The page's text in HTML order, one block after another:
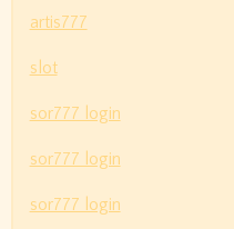
artis777
slot
sor777 login
sor777 login
sor777 login